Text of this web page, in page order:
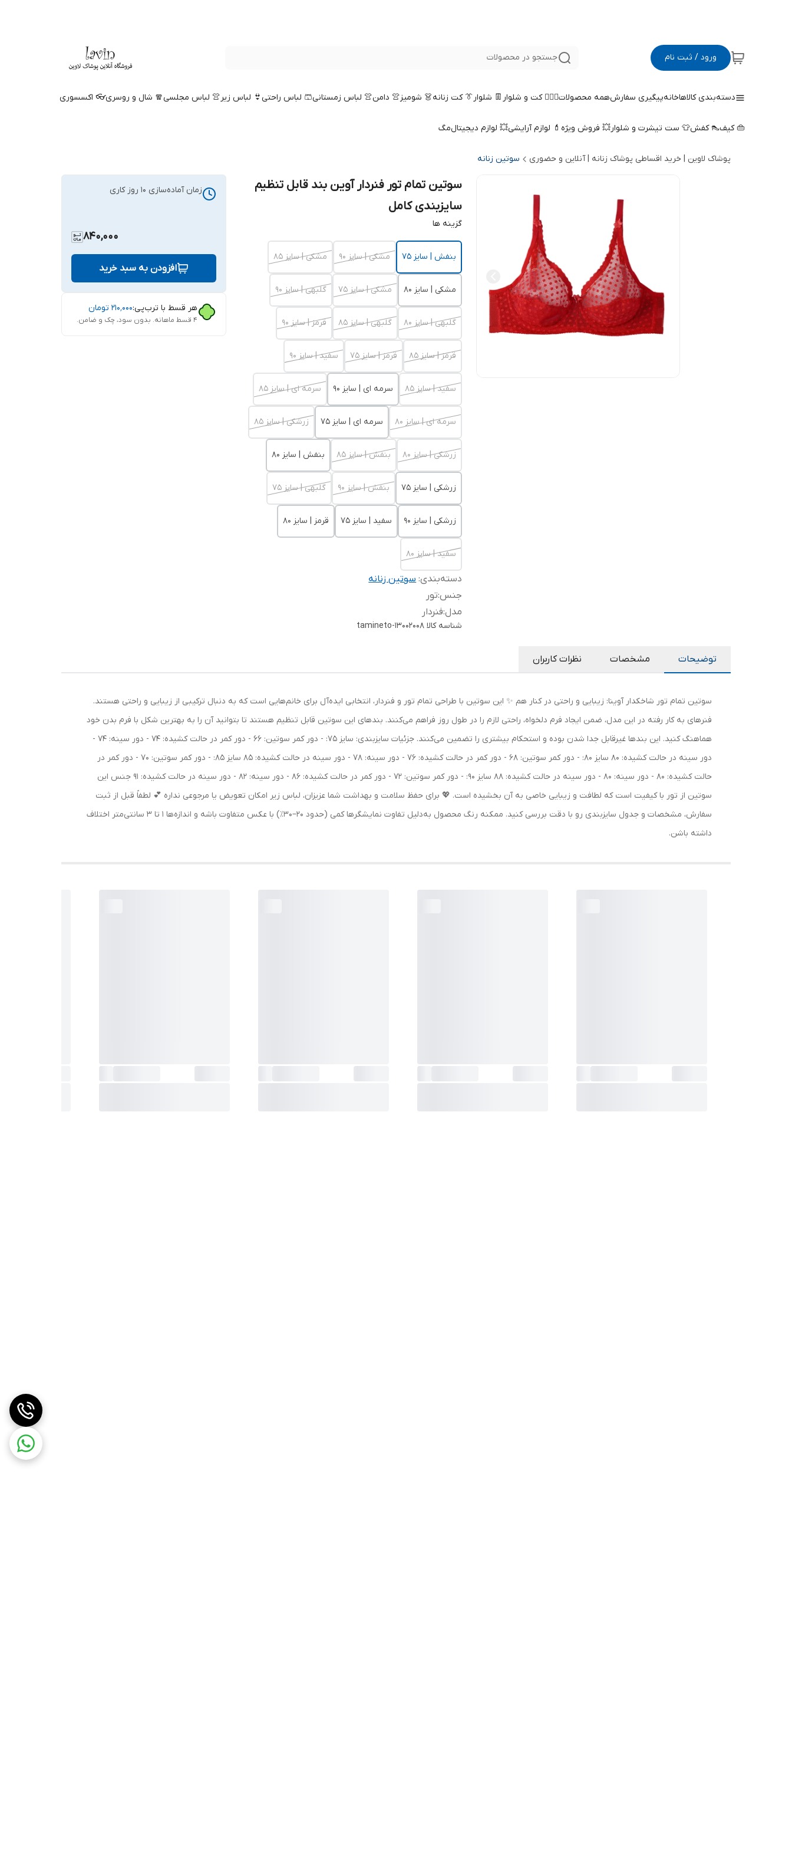
ورود / ثبت نام جستجو در محصولات
دسته‌بندی کالاهاخانهپیگیری سفارشهمه محصولات🤵🏻‍♀️ کت و شلوار 👖 شلوار👔 کت زنانه👗 شومیز👚 دامن👚 لباس زمستانی🩳 لباس راحتی👙 لباس زیر👚 لباس مجلسی🧣 شال و روسری👓 اکسسوری
👜 کیف👠 کفش👕 ست تیشرت و شلوار💥 فروش ویژه 💄 لوازم آرایشی💥 لوازم دیجیتالمگ
پوشاک لاوین | خرید اقساطی پوشاک زنانه | آنلاین و حضوری سوتین زنانه
سوتین تمام تور فنردار آوین بند قابل تنظیم
سایزبندی کامل
گزینه ها
بنفش | سایز 75 مشکی | سایز 90 مشکی | سایز 85
مشکی | سایز 80 مشکی | سایز 75 گلبهی | سایز 90
گلبهی | سایز 80 گلبهی | سایز 85 قرمز | سایز 90
قرمز | سایز 85 قرمز | سایز 75 سفید | سایز 90
سفید | سایز 85 سرمه ای | سایز 90 سرمه ای | سایز 85
سرمه ای | سایز 80 سرمه ای | سایز 75 زرشکی | سایز 85
زرشکی | سایز 80 بنفش | سایز 85 بنفش | سایز 80
زرشکی | سایز 75 بنفش | سایز 90 گلبهی | سایز 75
زرشکی | سایز 90 سفید | سایز 75 قرمز | سایز 80
سفید | سایز 80
دسته‌بندی:سوتین زنانه
جنس:تور
مدل:فنردار
شناسه کالا tamineto-13002008
زمان آماده‌سازی 10 روز کاری
840,000
افزودن به سبد خرید
هر قسط با ترب‌پی:۲۱۰٬۰۰۰ تومان
۴ قسط ماهانه. بدون سود، چک و ضامن.
توضیحات مشخصات نظرات کاربران
سوتین تمام تور شاخکدار آوینا: زیبایی و راحتی در کنار هم ✨ این سوتین با طراحی تمام تور و فنردار، انتخابی ایده‌آل برای خانم‌هایی است که به دنبال ترکیبی از زیبایی و راحتی هستند.
فنرهای به کار رفته در این مدل، ضمن ایجاد فرم دلخواه، راحتی لازم را در طول روز فراهم می‌کنند. بندهای این سوتین قابل تنظیم هستند تا بتوانید آن را به بهترین شکل با فرم بدن خود
هماهنگ کنید. این بندها غیرقابل جدا شدن بوده و استحکام بیشتری را تضمین می‌کنند. جزئیات سایزبندی: سایز 75: - دور کمر سوتین: 66 - دور کمر در حالت کشیده: 74 - دور سینه: 74 -
دور سینه در حالت کشیده: 80 سایز 80: - دور کمر سوتین: 68 - دور کمر در حالت کشیده: 76 - دور سینه: 78 - دور سینه در حالت کشیده: 85 سایز 85: - دور کمر سوتین: 70 - دور کمر در
حالت کشیده: 80 - دور سینه: 80 - دور سینه در حالت کشیده: 88 سایز 90: - دور کمر سوتین: 72 - دور کمر در حالت کشیده: 86 - دور سینه: 82 - دور سینه در حالت کشیده: 91 جنس این
سوتین از تور با کیفیت است که لطافت و زیبایی خاصی به آن بخشیده است. 💖 برای حفظ سلامت و بهداشت شما عزیزان، لباس زیر امکان تعویض یا مرجوعی نداره 💕 لطفاً قبل از ثبت
سفارش، مشخصات و جدول سایزبندی رو با دقت بررسی کنید. ممکنه رنگ محصول به‌دلیل تفاوت نمایشگرها کمی (حدود ۲۰–۳۰٪) با عکس متفاوت باشه و اندازه‌ها ۱ تا ۳ سانتی‌متر اختلاف
داشته باشن.